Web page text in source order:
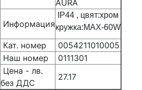
AURA
Информация
IP44 , цвят:хром
кружка:MAX-60W
Кат. номер
0054211010005
Наш номер
0111301
Цена - лв.
без ДДС
27.17